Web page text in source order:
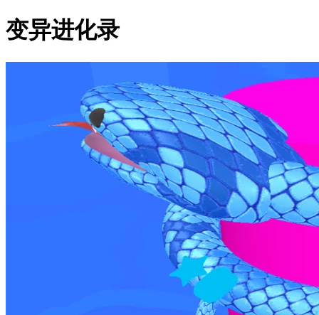
变异进化录